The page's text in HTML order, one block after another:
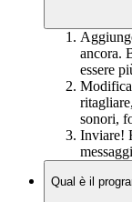
ancora.
essere
sonori,
Inviare!
Qual è il